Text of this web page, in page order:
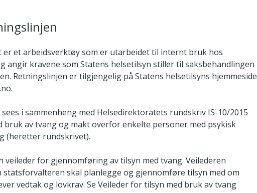
er et arbeidsverktøy som er utarbeidet til internt bruk hos
angir kravene som Statens helsetilsyn stiller til saksbehandlingen
Retningslinjen er tilgjengelig på Statens helsetilsyns hjemmeside
.
i sammenheng med Helsedirektoratets rundskriv IS-10/2015
bruk av tvang og makt overfor enkelte personer med psykisk
(heretter rundskrivet).
veileder for gjennomføring av tilsyn med tvang. Veilederen
statsforvalteren skal planlegge og gjennomføre tilsyn med om
vedtak og lovkrav. Se Veileder for tilsyn med bruk av tvang